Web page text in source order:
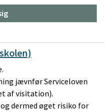
jævnfør Serviceloven
af visitation).
dermed øget risiko for